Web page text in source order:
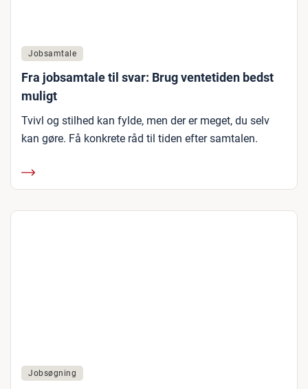
Jobsamtale
Fra jobsamtale til svar: Brug ventetiden bedst
muligt
Tvivl og stilhed kan fylde, men der er meget, du selv
kan gøre. Få konkrete råd til tiden efter samtalen.
Jobsøgning